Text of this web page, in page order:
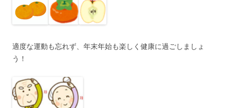
適度な運動も忘れず、年末年始も楽しく健康に過ごしましょ
う！